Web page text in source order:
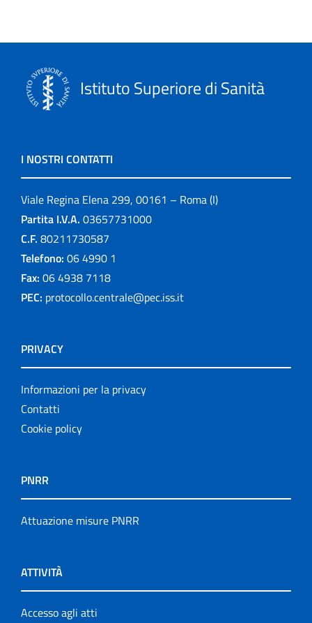
Istituto Superiore di Sanità
I NOSTRI CONTATTI
Viale Regina Elena 299, 00161 – Roma (I)
Partita I.V.A. 03657731000
C.F. 80211730587
Telefono: 06 4990 1
Fax: 06 4938 7118
PEC: protocollo.centrale@pec.iss.it
PRIVACY
Informazioni per la privacy
Contatti
Cookie policy
PNRR
Attuazione misure PNRR
ATTIVITÀ
Accesso agli atti